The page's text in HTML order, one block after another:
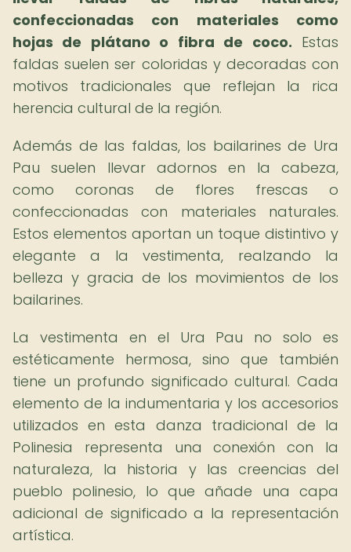
confeccionadas con materiales como
hojas de plátano o fibra de coco. Estas
faldas suelen ser coloridas y decoradas con
motivos tradicionales que reflejan la rica
herencia cultural de la región.
Además de las faldas, los bailarines de Ura
Pau suelen llevar adornos en la cabeza,
como coronas de flores frescas o
confeccionadas con materiales naturales.
Estos elementos aportan un toque distintivo y
elegante a la vestimenta, realzando la
belleza y gracia de los movimientos de los
bailarines.
La vestimenta en el Ura Pau no solo es
estéticamente hermosa, sino que también
tiene un profundo significado cultural. Cada
elemento de la indumentaria y los accesorios
utilizados en esta danza tradicional de la
Polinesia representa una conexión con la
naturaleza, la historia y las creencias del
pueblo polinesio, lo que añade una capa
adicional de significado a la representación
artística.